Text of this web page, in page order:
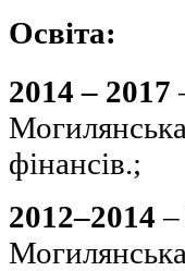
Освіта:
2014 – 2017
фінансів.;
2012–2014 –
Могилянська